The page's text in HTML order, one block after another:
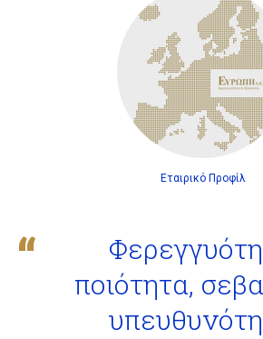
ΕΠΙΚΟΙΝΩΝΙΑ
Εταιρικό Προφίλ
ποιότητα,